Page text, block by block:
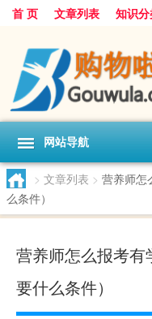
首 页 文章列表 知识
网站导航
> 文章列表 > 营养师怎
么条件）
营养师怎么报考
要什么条件）